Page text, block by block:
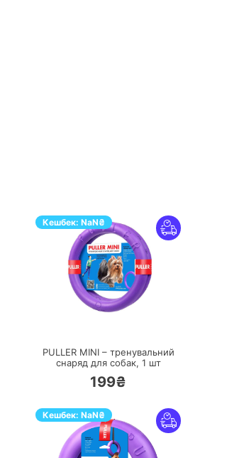
Кешбек: NaN₴
PULLER MINI – тренувальний
снаряд для собак, 1 шт
199₴
Кешбек: NaN₴